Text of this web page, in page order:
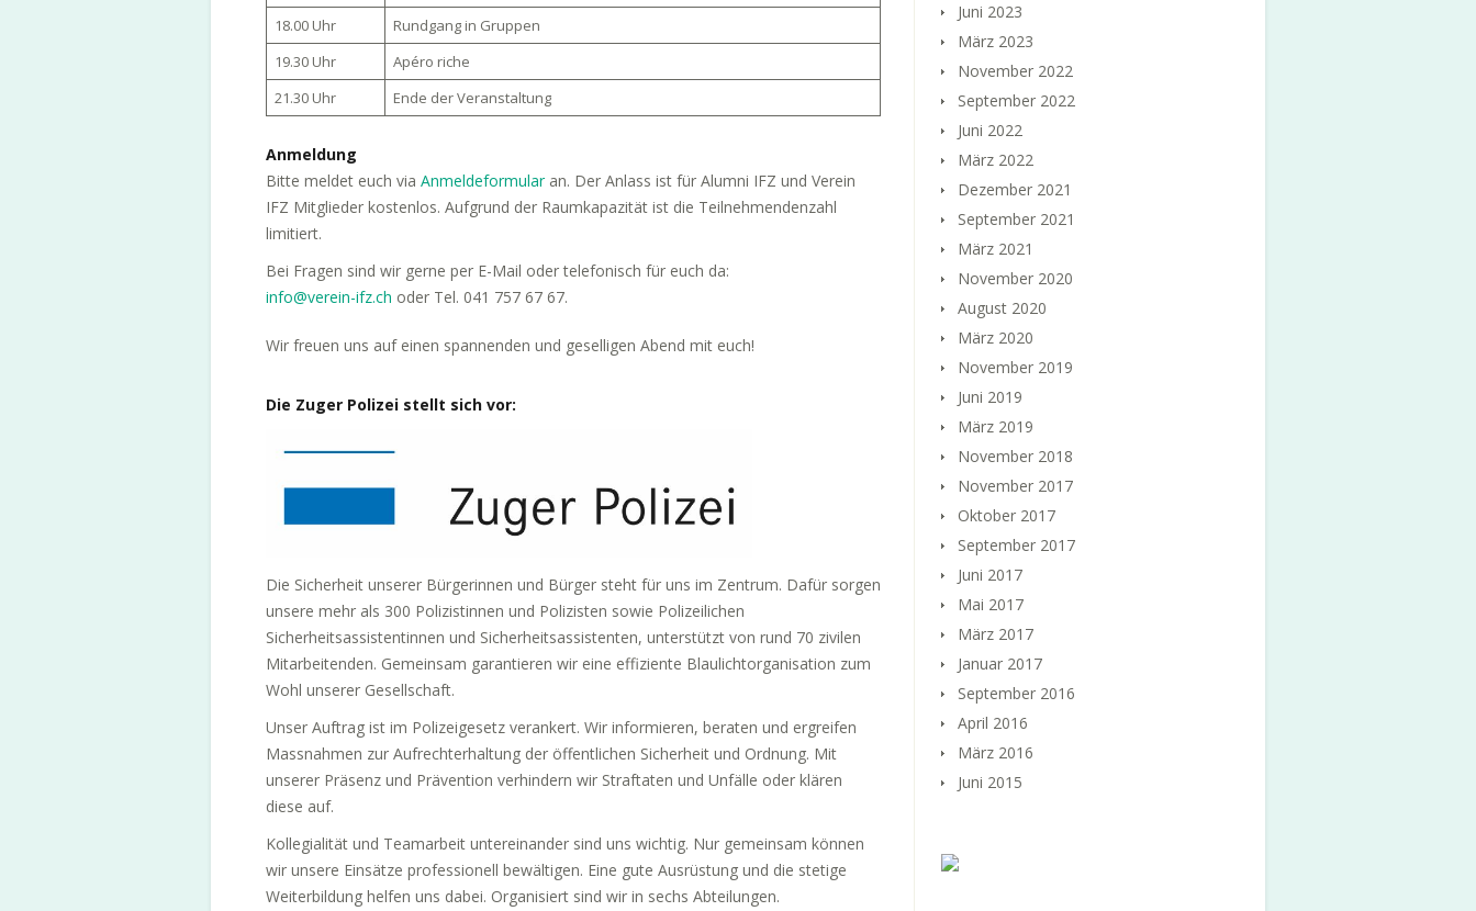
18.00 Uhr
Rundgang in Gruppen
19.30 Uhr
Apéro riche
21.30 Uhr
Ende der Veranstaltung
Anmeldung
Bitte meldet euch via Anmeldeformularan. Der Anlass ist für Alumni IFZ und Verein
IFZ Mitglieder kostenlos. Aufgrund der Raumkapazität ist die Teilnehmendenzahl
limitiert.
Bei Fragen sind wir gerne per E-Mail oder telefonisch für euch da:
info@verein-ifz.ch oder Tel. 041 757 67 67.
Wir freuen uns auf einen spannenden und geselligen Abend mit euch!
Die Zuger Polizei stellt sich vor:
Die Sicherheit unserer Bürgerinnen und Bürger steht für uns im Zentrum. Dafür sorgen
unsere mehr als 300 Polizistinnen und Polizisten sowie Polizeilichen
Sicherheitsassistentinnen und Sicherheitsassistenten, unterstützt von rund 70 zivilen
Mitarbeitenden. Gemeinsam garantieren wir eine effiziente Blaulichtorganisation zum
Wohl unserer Gesellschaft.
Unser Auftrag ist im Polizeigesetz verankert. Wir informieren, beraten und ergreifen
Massnahmen zur Aufrechterhaltung der öffentlichen Sicherheit und Ordnung. Mit
unserer Präsenz und Prävention verhindern wir Straftaten und Unfälle oder klären
diese auf.
Kollegialität und Teamarbeit untereinander sind uns wichtig. Nur gemeinsam können
wir unsere Einsätze professionell bewältigen. Eine gute Ausrüstung und die stetige
Weiterbildung helfen uns dabei. Organisiert sind wir in sechs Abteilungen.
Juni 2023
März 2023
November 2022
September 2022
Juni 2022
März 2022
Dezember 2021
September 2021
März 2021
November 2020
August 2020
März 2020
November 2019
Juni 2019
März 2019
November 2018
November 2017
Oktober 2017
September 2017
Juni 2017
Mai 2017
März 2017
Januar 2017
September 2016
April 2016
März 2016
Juni 2015